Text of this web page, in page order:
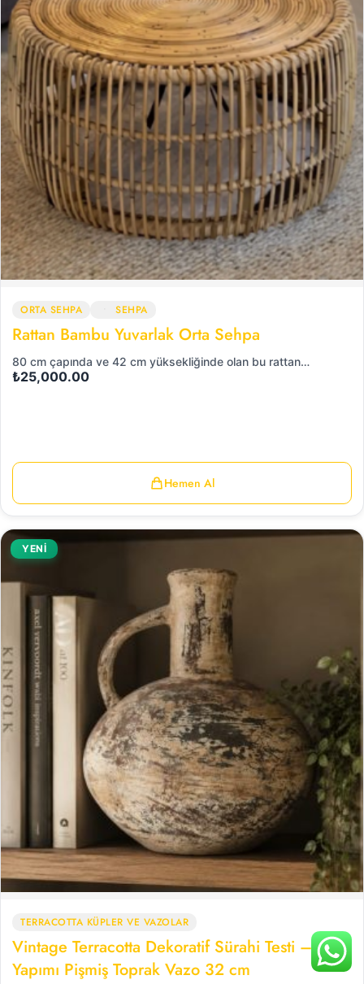
ORTA SEHPA SEHPA
Rattan Bambu Yuvarlak Orta Sehpa
80 cm çapında ve 42 cm yüksekliğinde olan bu rattan…
₺25,000.00
Hemen Al
YENİ
TERRACOTTA KÜPLER VE VAZOLAR
Vintage Terracotta Dekoratif Sürahi Testi – El
Yapımı Pişmiş Toprak Vazo 32 cm